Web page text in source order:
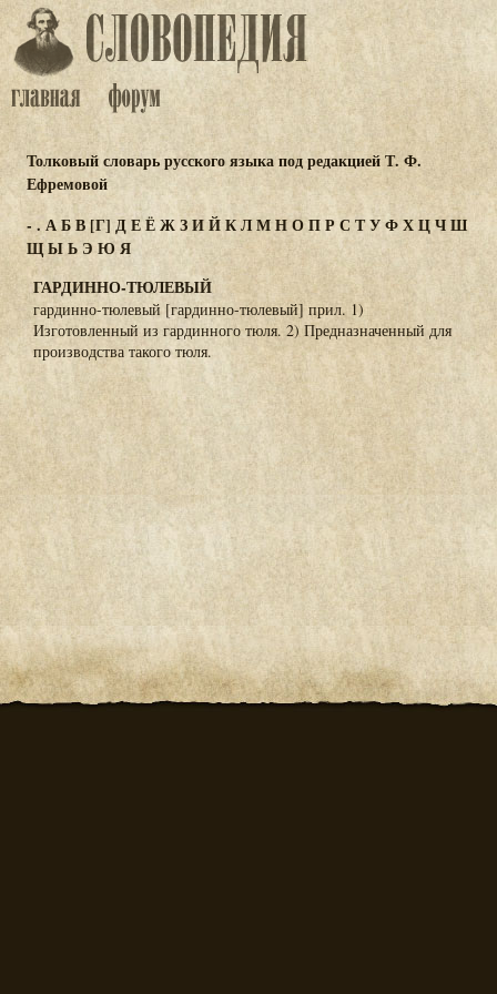
Толковый словарь русского языка под редакцией Т. Ф.
Ефремовой
- . АБВ[Г] ДЕЁЖЗИЙКЛМНОПРС ТУФХЦЧШ
ЩЫЬЭ ЮЯ
ГАРДИННО-ТЮЛЕВЫЙ
гардинно-тюлевый [гардинно-тюлевый] прил. 1)
Изготовленный из гардинного тюля. 2) Предназначенный для
производства такого тюля.